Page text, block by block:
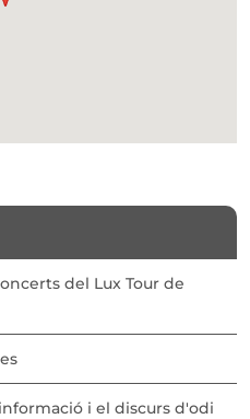
del Lux Tour de
i el discurs d'odi